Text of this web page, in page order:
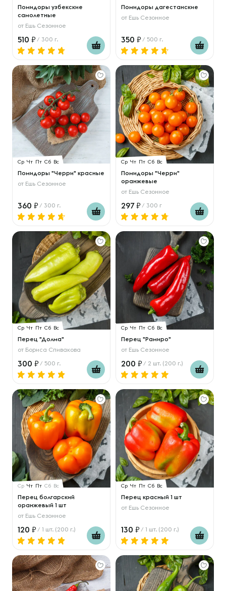
Помидоры узбекские
самолетные
от Ешь Сезонное
510 / 300 г.
Помидоры дагестанские
от Ешь Сезонное
350 / 500 г.
Ср Чт Пт Сб Вс
Помидоры "Черри" красные
от Ешь Сезонное
360 / 300 г.
Ср Чт Пт Сб Вс
Помидоры "Черри"
оранжевые
от Ешь Сезонное
297 / 300 г
Ср Чт Пт Сб Вс
Перец "Долма"
от Бориса Спивакова
300 / 500 г.
Ср Чт Пт Сб Вс
Перец "Рамиро"
от Ешь Сезонное
200 / 2 шт. (200 г.)
Ср Чт Пт Сб Вс
Перец болгарский
оранжевый 1 шт
от Ешь Сезонное
120 / 1 шт. (200 г.)
Ср Чт Пт Сб Вс
Перец красный 1 шт
от Ешь Сезонное
130 / 1 шт. (200 г.)